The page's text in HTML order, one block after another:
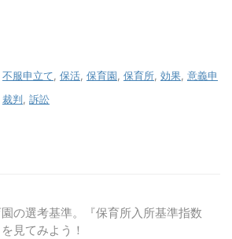
不服申立て 保活 保育園 保育所 効果 意義申
裁判 訴訟
の選考基準。『保育所入所基準指数
見てみよう！